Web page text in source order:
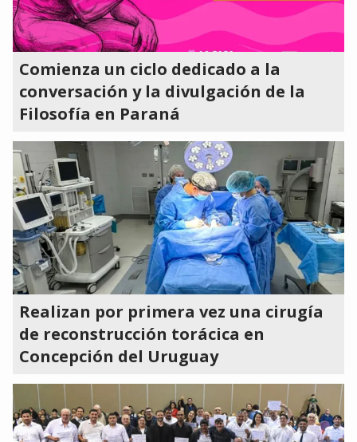
Comienza un ciclo dedicado a la
conversación y la divulgación de la
Filosofía en Paraná
Realizan por primera vez una cirugía
de reconstrucción torácica en
Concepción del Uruguay